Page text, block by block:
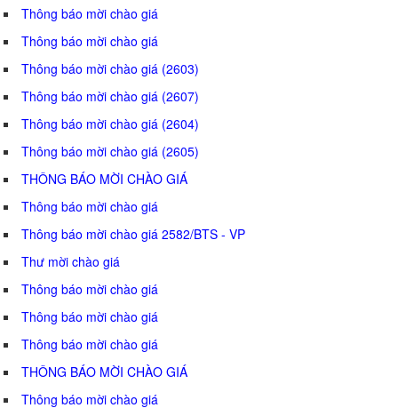
Thông báo mời chào giá
Thông báo mời chào giá
Thông báo mời chào giá (2603)
Thông báo mời chào giá (2607)
Thông báo mời chào giá (2604)
Thông báo mời chào giá (2605)
THÔNG BÁO MỜI CHÀO GIÁ
Thông báo mời chào giá
Thông báo mời chào giá 2582/BTS - VP
Thư mời chào giá
Thông báo mời chào giá
Thông báo mời chào giá
Thông báo mời chào giá
THÔNG BÁO MỜI CHÀO GIÁ
Thông báo mời chào giá